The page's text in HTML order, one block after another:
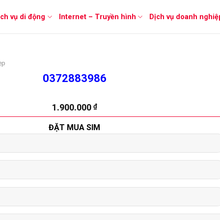
vụ di động Internet – Truyền hình Dịch vụ doanh
0372883986
1.900.000 ₫
ĐẶT MUA SIM